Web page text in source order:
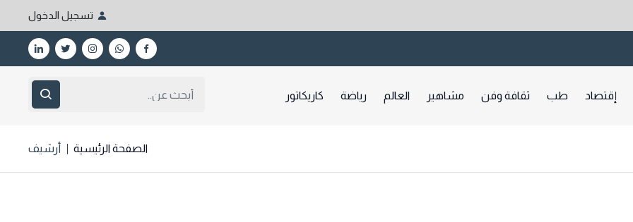
تسجيل الدخول
إقتصاد طب ثقافة وفن مشاهير العالم رياضة كاريكاتور
الصفحة الرئيسية أرشيف